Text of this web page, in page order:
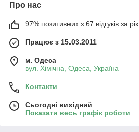
Про нас
97% позитивних з 67 відгуків за рік
Працює з 15.03.2011
м. Одеса
вул. Хiмiчна, Одеса, Україна
Контакти
Сьогодні вихідний
Показати весь графік роботи